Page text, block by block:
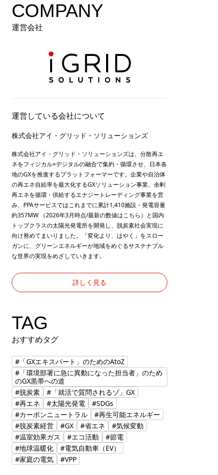
COMPANY
運営会社
運営している会社について
株式会社アイ・グリッド・ソリューションズ
株式会社アイ・グリッド・ソリューションズは、分散再エ
ネをフィジカル×デジタルの融合で集約・循環させ、日本各
地のGXを推進するプラットフォーマーです。企業や自治体
の再エネ自給率を最大化するGXソリューション事業、余剰
再エネを循環・供給するエナジートレーディング事業を営
み、PPAサービスではこれまでに累計1,410施設・発電容量
約357MW （2026年3月時点/最新の数値はこちら ）と国内
トップクラスの太陽光発電所を開発し、脱炭素社会実現に
向け努めてまいりました。「変化より、はやく」をスロー
ガンに、グリーンエネルギーが地域をめぐるサステナブル
な世界の実現をめざしていきます。
詳しく見る
TAG
おすすめタグ
#「GXエキスパート」のためのAtoZ
#「環境部署に急に異動になった担当者」のため
のGX黒帯への道
#脱炭素
#「就活で質問されるゾ」GX
#再エネ
#太陽光発電
#SDGs
#カーボンニュートラル
#再生可能エネルギー
#脱炭素経営
#GX #省エネ
#気候変動
#温室効果ガス
#エコ活動
#節電
#地球温暖化
#電気自動車（EV）
#家庭の電気
#VPP